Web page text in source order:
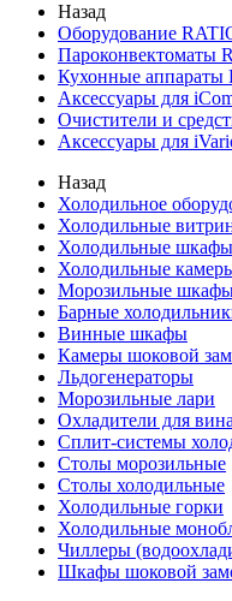
Назад
Оборудование
Пароконвектоматы
Кухонные аппараты
Аксессуары для
Очистители и
Аксессуары для
Назад
Холодильное
Холодильные
Холодильные шкафы
Холодильные
Морозильные
Барные
Винные шкафы
Камеры шоковой
Льдогенераторы
Морозильные лари
Охладители для вина
Сплит-системы
Столы морозильные
Столы холодильные
Холодильные горки
Холодильные
Чиллеры
Шкафы шоковой